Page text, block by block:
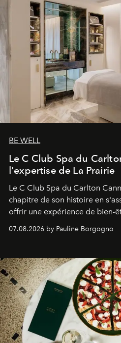
BE WELL
Le C Club Spa du
l'expertise de La Prairie
Le C Club Spa du Carlton
chapitre de son histoire en
offrir une expérience de bien-
expertise se rencontrent.
07.08.2026 by Pauline Borgogno